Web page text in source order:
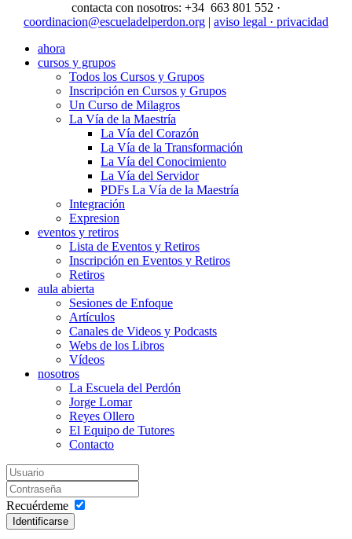
contacta con nosotros: +34 663 801 552 ·
coordinacion@escueladelperdon.org | aviso legal · privacidad
ahora
cursos y grupos
Todos los Cursos y Grupos
Inscripción en Cursos y Grupos
Un Curso de Milagros
La Vía de la Maestría
La Vía del Corazón
La Vía de la Transformación
La Vía del Conocimiento
La Vía del Servidor
PDFs La Vía de la Maestría
Integración
Expresion
eventos y retiros
Lista de Eventos y Retiros
Inscripción en Eventos y Retiros
Retiros
aula abierta
Sesiones de Enfoque
Artículos
Canales de Videos y Podcasts
Webs de los Libros
Vídeos
nosotros
La Escuela del Perdón
Jorge Lomar
Reyes Ollero
El Equipo de Tutores
Contacto
Recuérdeme
Identificarse